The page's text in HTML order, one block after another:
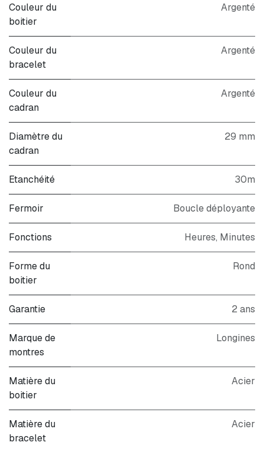
Couleur du
boitier
Argenté
Couleur du
bracelet
Argenté
Couleur du
cadran
Argenté
Diamètre du
cadran
29 mm
Etanchéité 30m
Fermoir Boucle déployante
Fonctions Heures, Minutes
Forme du
boitier
Rond
Garantie 2 ans
Marque de
montres
Longines
Matière du
boitier
Acier
Matière du
bracelet
Acier